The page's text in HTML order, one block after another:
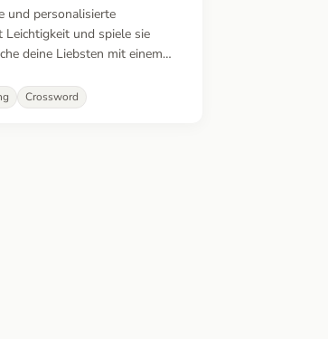
und personalisierte
und spiele sie
deine Liebsten mit einem
lernen oder deine Schüler
unterhaltsamen Quiz
Crossword